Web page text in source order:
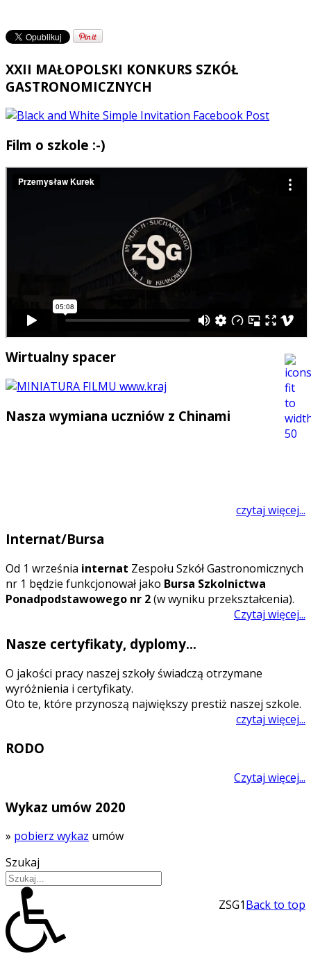
XXII MAŁOPOLSKI KONKURS SZKÓŁ
GASTRONOMICZNYCH
Film o szkole :-)
Wirtualny spacer
Nasza wymiana uczniów z Chinami
czytaj więcej...
Internat/Bursa
Od 1 września internat Zespołu Szkół Gastronomicznych
nr 1 będzie funkcjonował jako Bursa Szkolnictwa
Ponadpodstawowego nr 2(w wyniku przekształcenia).
Czytaj więcej...
Nasze certyfikaty, dyplomy...
O jakości pracy naszej szkoły świadczą otrzymane
wyróżnienia i certyfikaty.
Oto te, które przynoszą największy prestiż naszej szkole.
czytaj więcej...
RODO
Czytaj więcej...
Wykaz umów 2020
» pobierz wykaz umów
Szukaj
Back to top
ZSG1